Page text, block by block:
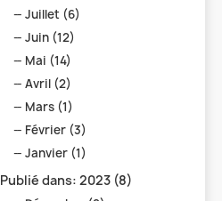
Juillet (6)
Juin (12)
Mai (14)
Avril (2)
Mars (1)
Février (3)
Janvier (1)
Publié dans: 2023 (8)